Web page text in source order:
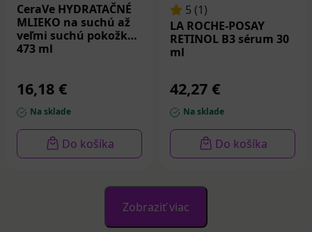
CeraVe HYDRATAČNÉ
MLIEKO na suchú až
veľmi suchú pokožku
473 ml
16,18 €
Na sklade
Do košíka
5 (1)
LA ROCHE-POSAY
RETINOL B3 sérum 30
ml
42,27 €
Na sklade
Do košíka
Zobraziť viac